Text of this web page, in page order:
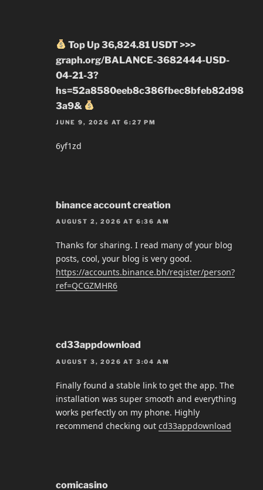
Top Up 36,824.81 USDT >>>
graph.org/BALANCE-3682444-USD-
04-21-3?
hs=52a8580eeb8c386fbec8bfeb82d98
3a9&
JUNE 9, 2026 AT 6:27 PM
6yf1zd
binance account creation
AUGUST 2, 2026 AT 6:36 AM
Thanks for sharing. I read many of your blog
posts, cool, your blog is very good.
https://accounts.binance.bh/register/person?
ref=QCGZMHR6
cd33appdownload
AUGUST 3, 2026 AT 3:04 AM
Finally found a stable link to get the app. The
installation was super smooth and everything
works perfectly on my phone. Highly
recommend checking out cd33appdownload
comicasino